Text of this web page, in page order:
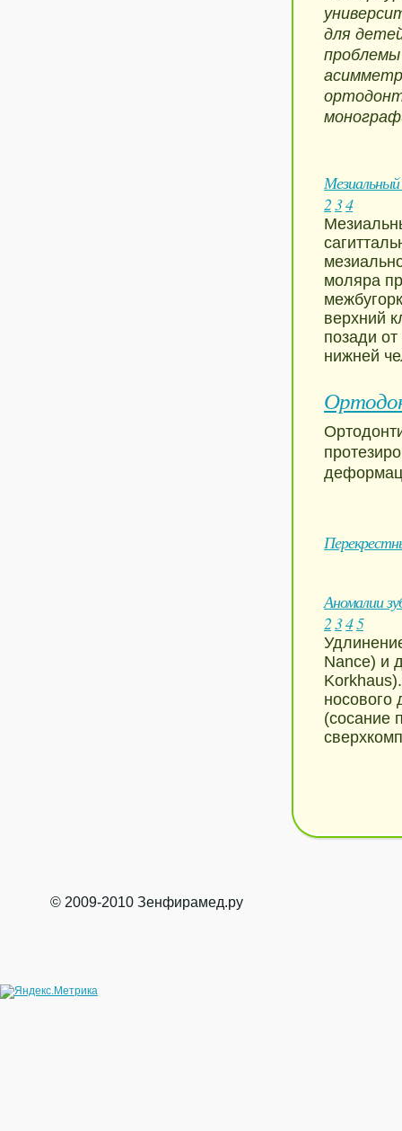
для
Мезиальный
234
моляра
верхний
позади
нижней
Аномалии
2345
Nance) и
носового
(сосание
© 2009-2010 Зенфирамед.ру